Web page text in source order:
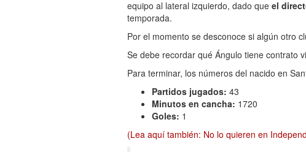
equipo al lateral izquierdo, dado que el
temporada.
Por el momento se desconoce si algún otro
Se debe recordar qué Ángulo tiene contrato
Para terminar, los números del nacido en
Partidos jugados: 43
Minutos en cancha: 1720
Goles: 1
(Lea aquí también: No lo quieren en